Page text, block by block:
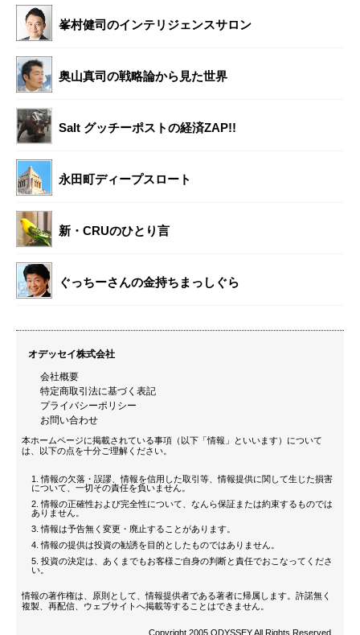
峯村健司のインテリジェンスサロン
奥山真司の戦略論から見た世界
Salt グッチーポストの経済ZAP!!
永田町ディープスロート
新・CRUのひとり言
ぐっちーさんの金持ちまっしぐら
オデッセイ株式会社
会社概要
特定商取引法に基づく表記
プライバシーポリシー
お問い合わせ
本ホームページに掲載されている事項（以下「情報」といいます）について
は、以下の点を十分ご理解ください。
情報の欠落・誤謬、情報を信用した取引等、情報提供に関して生じた損害
について、一切その責任を負いません。
情報の正確性および完全性について、なんら保証または約束するものでは
ありません。
情報は予告無く変更・廃止することがあります。
情報の提供は投資の勧誘を目的としたものではありません。
投資の決定は、あくまでもお客様ご自身の判断と責任でおこなってくださ
い。
情報の著作権は、原則として、情報提供者である著者に帰属します。許諾無く
複製、再配信、ウェブサイトへ掲載等することはできません。
Copyright 2005 ODYSSEY All Rights Reserved.